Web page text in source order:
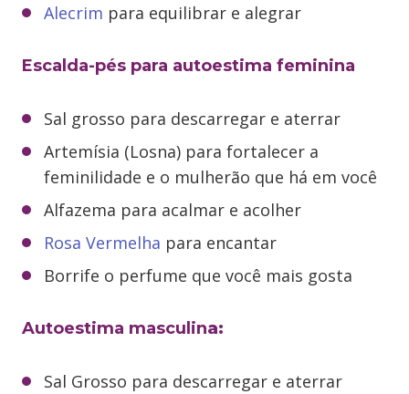
Alecrim para equilibrar e alegrar
Escalda-pés para autoestima feminina
Sal grosso para descarregar e aterrar
Artemísia (Losna) para fortalecer a
feminilidade e o mulherão que há em você
Alfazema para acalmar e acolher
Rosa Vermelha para encantar
Borrife o perfume que você mais gosta
Autoestima masculina:
Sal Grosso para descarregar e aterrar